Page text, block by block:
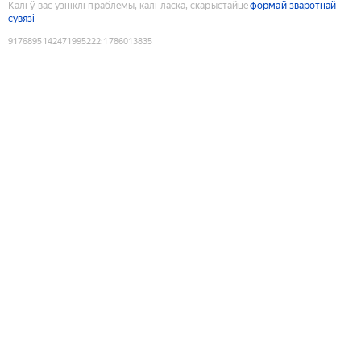
Калі ў вас узніклі праблемы, калі ласка, скарыстайцеформай зваротнай
сувязі
9176895142471995222:1786013835